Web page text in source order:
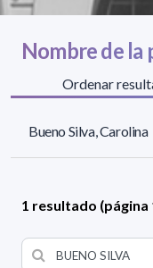
Nombre de la
Ordenar
Bueno Silva, Carolina
1 resultado (página